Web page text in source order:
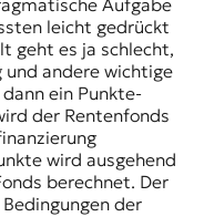
Aufgabe
leicht gedrückt
geht es ja schlecht,
und andere wichtige
ein Punkte-
der Rentenfonds
wird ausgehend
berechnet. Der
der